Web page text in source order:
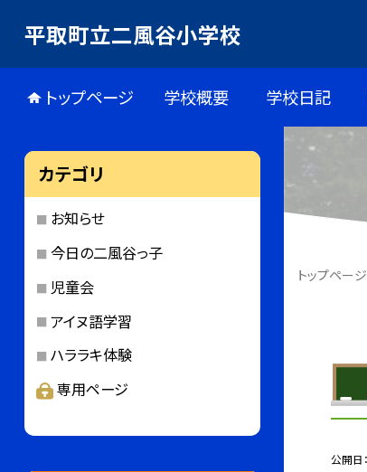
平取町立二風谷小学校
トップページ 学校概要 学校日記
トップページ
公開日
カテゴリ
お知らせ
今日の二風谷っ子
児童会
アイヌ語学習
ハララキ体験
専用ページ